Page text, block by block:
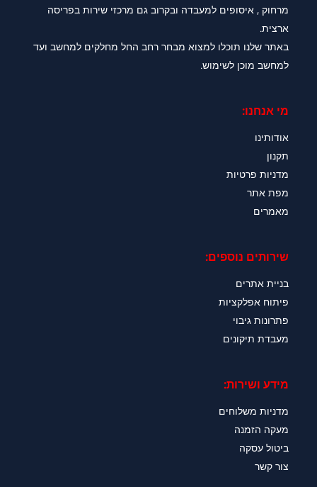
מרחוק , איסופים למעבדה ובקרוב גם מרכזי שירות בפריסה
ארצית.
באתר שלנו תוכלו למצוא מבחר רחב החל מחלקים למחשב ועד
למחשב מוכן לשימוש.
מי אנחנו:
אודותינו
תקנון
מדניות פרטיות
מפת אתר
מאמרים
שירותים נוספים:
בניית אתרים
פיתוח אפלקציות
פתרונות גיבוי
מעבדת תיקונים
מידע ושירות:
מדניות משלוחים
מעקה הזמנה
ביטול עסקה
צור קשר